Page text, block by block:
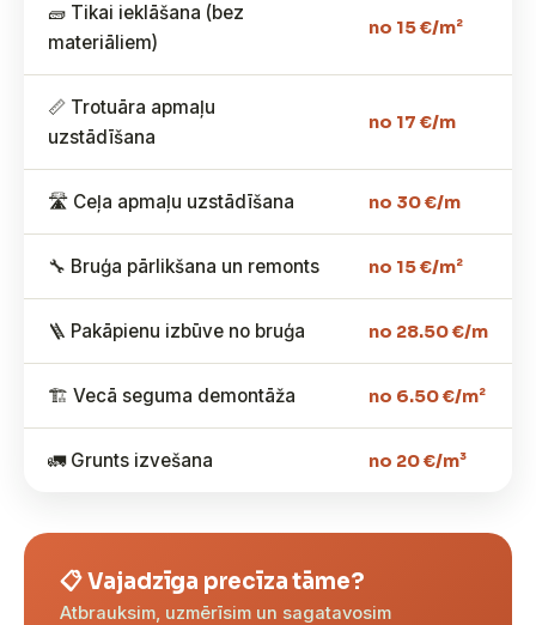
🧱 Tikai ieklāšana (bez
materiāliem)
no 15 €/m²
📏 Trotuāra apmaļu
uzstādīšana
no 17 €/m
🛣️ Ceļa apmaļu uzstādīšana no 30 €/m
🔧 Bruģa pārlikšana un remonts no 15 €/m²
🪜 Pakāpienu izbūve no bruģa no 28.50 €/m
🏗️ Vecā seguma demontāža no 6.50 €/m²
🚛 Grunts izvešana no 20 €/m³
📋 Vajadzīga precīza tāme?
Atbrauksim, uzmērīsim un sagatavosim